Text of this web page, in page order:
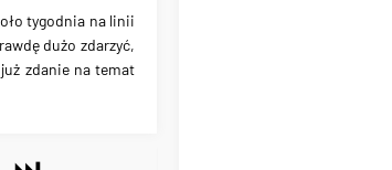
tygodnia na linii
dużo zdarzyć,
zdanie na temat